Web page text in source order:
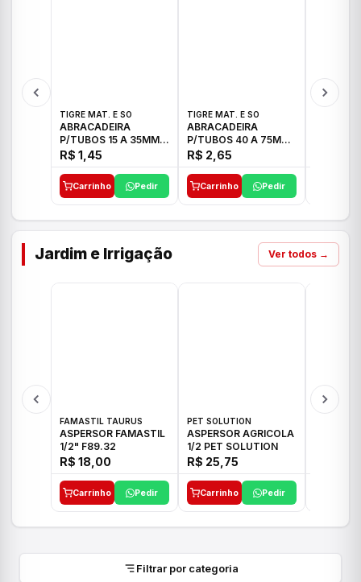
TIGRE MAT. E SO
ABRACADEIRA
P/TUBOS 15 A 35MM
TIGRE
R$ 1,45
Carrinho Pedir
TIGRE MAT. E SO
ABRACADEIRA
P/TUBOS 40 A 75MM
TIGRE
R$ 2,65
Carrinho Pedir
Jardim e Irrigação Ver todos →
FAMASTIL TAURUS
ASPERSOR FAMASTIL
1/2" F89.32
R$ 18,00
Carrinho Pedir
PET SOLUTION
ASPERSOR AGRICOLA
1/2 PET SOLUTION
R$ 25,75
Carrinho Pedir
Filtrar por categoria